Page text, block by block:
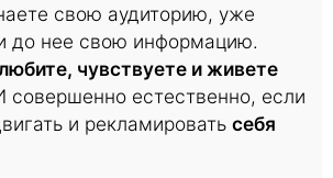
свою аудиторию, уже
до нее свою информацию.
чувствуете и живете
совершенно естественно, если
и рекламировать себя